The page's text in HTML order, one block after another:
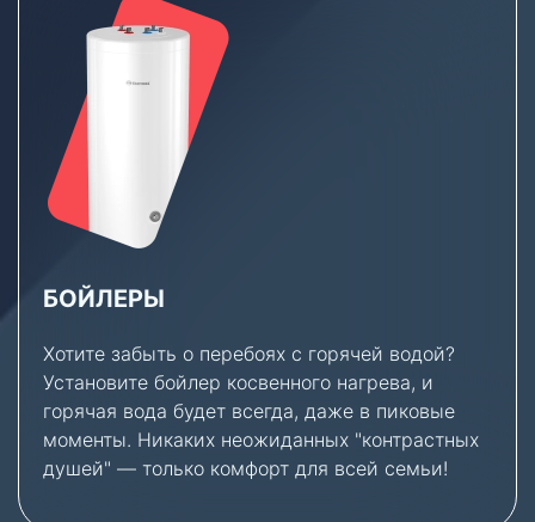
БОЙЛЕРЫ
Хотите забыть о перебоях с горячей водой?
Установите бойлер косвенного нагрева, и
горячая вода будет всегда, даже в пиковые
моменты. Никаких неожиданных "контрастных
душей" — только комфорт для всей семьи!